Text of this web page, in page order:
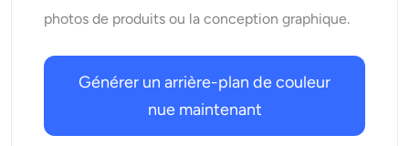
photos de produits ou la conception graphique.
Générer un arrière-plan de couleur
nue maintenant